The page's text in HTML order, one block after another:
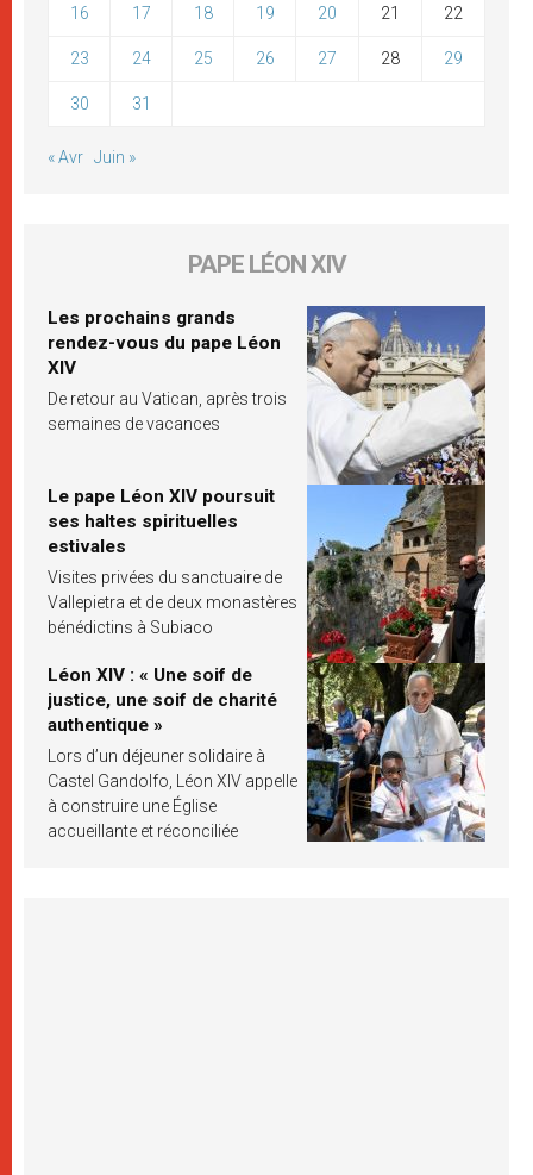
16 17 18 19 20 21 22
23 24 25 26 27 28 29
30 31
« Avr Juin »
PAPE LÉON XIV
Les prochains grands
rendez-vous du pape Léon
XIV
De retour au Vatican, après trois
semaines de vacances
Le pape Léon XIV poursuit
ses haltes spirituelles
estivales
Visites privées du sanctuaire de
Vallepietra et de deux monastères
bénédictins à Subiaco
Léon XIV : « Une soif de
justice, une soif de charité
authentique »
Lors d’un déjeuner solidaire à
Castel Gandolfo, Léon XIV appelle
à construire une Église
accueillante et réconciliée